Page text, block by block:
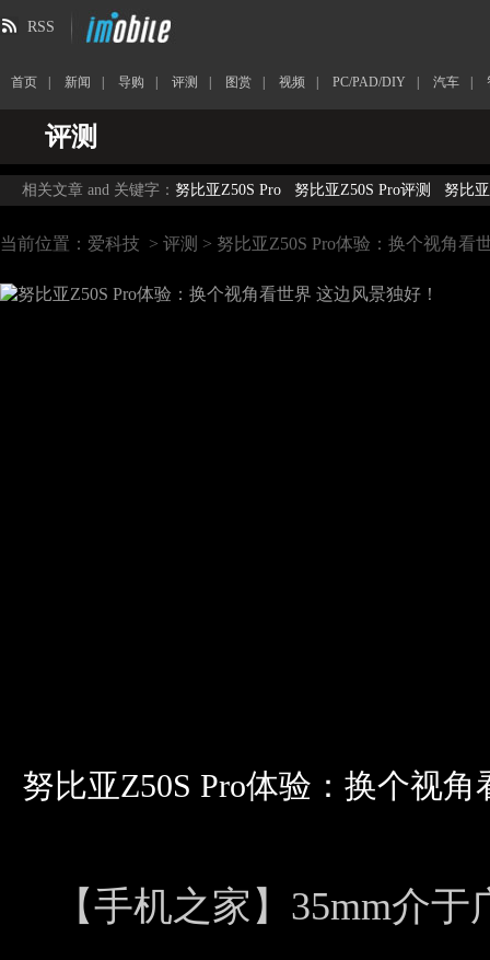
RSS
首页 新闻 导购 评测 图赏 视频 PC/PAD/DIY 汽车
评测
相关文章 and 关键字： 努比亚Z50S Pro 努比亚Z50S Pro评测 努比
当前位置： 爱科技 > 评测 > 努比亚Z50S Pro体验：换个视角看
努比亚Z50S Pro体验：换个视
【手机之家】35mm介